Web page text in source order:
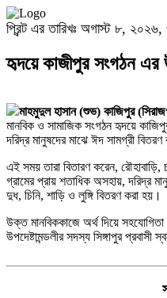
প্রিন্ট এর তারিখঃ অগাস্ট ৮,
হৃদয়ে কাজীপুর সংগঠন এর
মাহমুদুল হাসান (শুভ) কাজিপুর
মানবিক ও সামাজিক সংগঠন হৃদয়ে
দরিদ্র মানুষদের মাঝে ঈদ সামগ্রী
এই সময় তারা বিতারণ করেন, রৌহাবাড়ি,
গ্রামের প্রায় শতাধিক অসহায়, দরিদ্র
দুধ, চিনি, শাড়ি ও লুঙ্গি বিতরণ করা হয়।
উক্ত মানবিককাজে অর্থ দিয়ে সহযোগিতা
উপদেষ্টামন্ডলীর সদস্য সিঙ্গাপুর প্রবাসী